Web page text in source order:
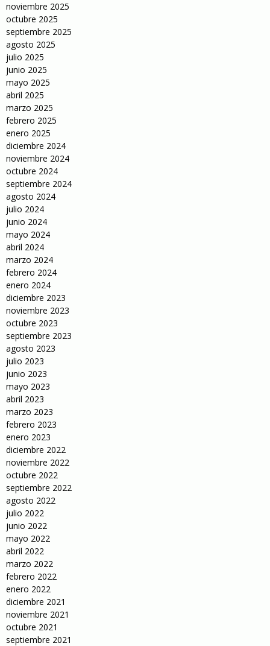
noviembre 2025
octubre 2025
septiembre 2025
agosto 2025
julio 2025
junio 2025
mayo 2025
abril 2025
marzo 2025
febrero 2025
enero 2025
diciembre 2024
noviembre 2024
octubre 2024
septiembre 2024
agosto 2024
julio 2024
junio 2024
mayo 2024
abril 2024
marzo 2024
febrero 2024
enero 2024
diciembre 2023
noviembre 2023
octubre 2023
septiembre 2023
agosto 2023
julio 2023
junio 2023
mayo 2023
abril 2023
marzo 2023
febrero 2023
enero 2023
diciembre 2022
noviembre 2022
octubre 2022
septiembre 2022
agosto 2022
julio 2022
junio 2022
mayo 2022
abril 2022
marzo 2022
febrero 2022
enero 2022
diciembre 2021
noviembre 2021
octubre 2021
septiembre 2021